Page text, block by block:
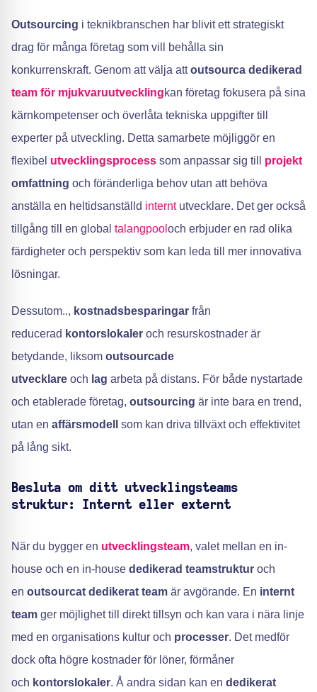
Outsourcing i teknikbranschen har blivit ett strategiskt
drag för många företag som vill behålla sin
konkurrenskraft. Genom att välja attoutsourca dedikerad
team för mjukvaruutvecklingkan företag fokusera på sina
kärnkompetenser och överlåta tekniska uppgifter till
experter på utveckling. Detta samarbete möjliggör en
flexibel utvecklingsprocess som anpassar sig till projekt
omfattning och föränderliga behov utan att behöva
anställa en heltidsanställd interntutvecklare. Det ger också
tillgång till en global talangpool och erbjuder en rad olika
färdigheter och perspektiv som kan leda till mer innovativa
lösningar.
Dessutom.., kostnadsbesparingar från
reducerad kontorslokaler och resurskostnader är
betydande, liksom outsourcade
utvecklare och lag arbeta på distans. För både nystartade
och etablerade företag, outsourcing är inte bara en trend,
utan en affärsmodell
som kan driva tillväxt och effektivitet
på lång sikt.
Besluta om ditt utvecklingsteams
struktur: Internt eller externt
När du bygger en utvecklingsteam, valet mellan en in-
house och en in-house dedikerad teamstruktur och
en outsourcat dedikerat team är avgörande. En internt
team ger möjlighet till direkt tillsyn och kan vara i nära linje
med en organisations kultur och processer. Det medför
dock ofta högre kostnader för löner, förmåner
och kontorslokaler. Å andra sidan kan en dedikerat